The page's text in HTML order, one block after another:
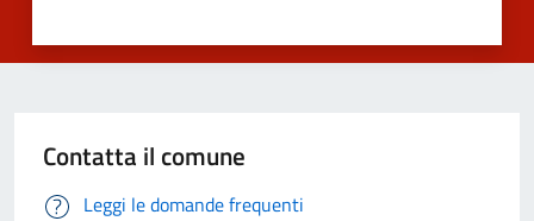
Contatta il comune
Leggi le domande frequenti